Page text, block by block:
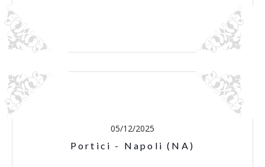
05/12/2025
Portici - Napoli (NA)